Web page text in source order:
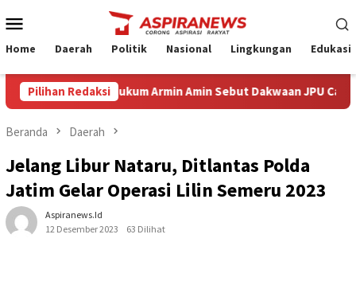
ke
Mobile
Home Daerah Politik Nasional Lingkungan Edukasi
Pilihan Redaksi
Kuasa Hukum Armin Amin Sebut Dakwaan JPU Cacat
Beranda Daerah
Jelang Libur Nataru, Ditlantas Polda
Jatim Gelar Operasi Lilin Semeru 2023
Aspiranews.id
12 Desember 2023
63 Dilihat